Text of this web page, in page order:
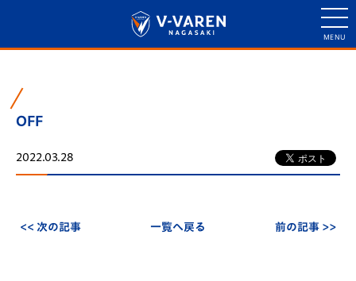
OFF
2022.03.28
<< 次の記事 一覧へ戻る 前の記事 >>